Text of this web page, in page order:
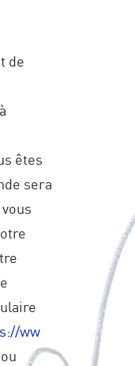
de
êtes
sera
ww